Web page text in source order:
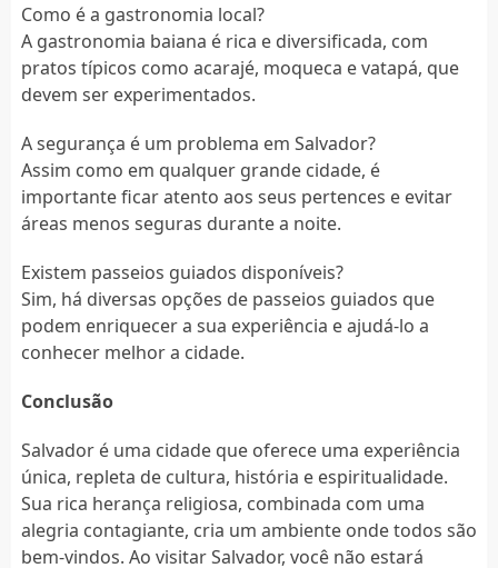
Como é a gastronomia local?
A gastronomia baiana é rica e diversificada, com
pratos típicos como acarajé, moqueca e vatapá, que
devem ser experimentados.
A segurança é um problema em Salvador?
Assim como em qualquer grande cidade, é
importante ficar atento aos seus pertences e evitar
áreas menos seguras durante a noite.
Existem passeios guiados disponíveis?
Sim, há diversas opções de passeios guiados que
podem enriquecer a sua experiência e ajudá-lo a
conhecer melhor a cidade.
Conclusão
Salvador é uma cidade que oferece uma experiência
única, repleta de cultura, história e espiritualidade.
Sua rica herança religiosa, combinada com uma
alegria contagiante, cria um ambiente onde todos são
bem-vindos. Ao visitar Salvador, você não estará